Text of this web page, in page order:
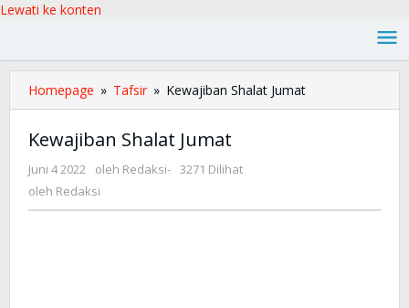
Lewati ke konten
Homepage » Tafsir » Kewajiban Shalat Jumat
Kewajiban Shalat Jumat
Juni 4 2022 oleh Redaksi- 3271 Dilihat
oleh Redaksi